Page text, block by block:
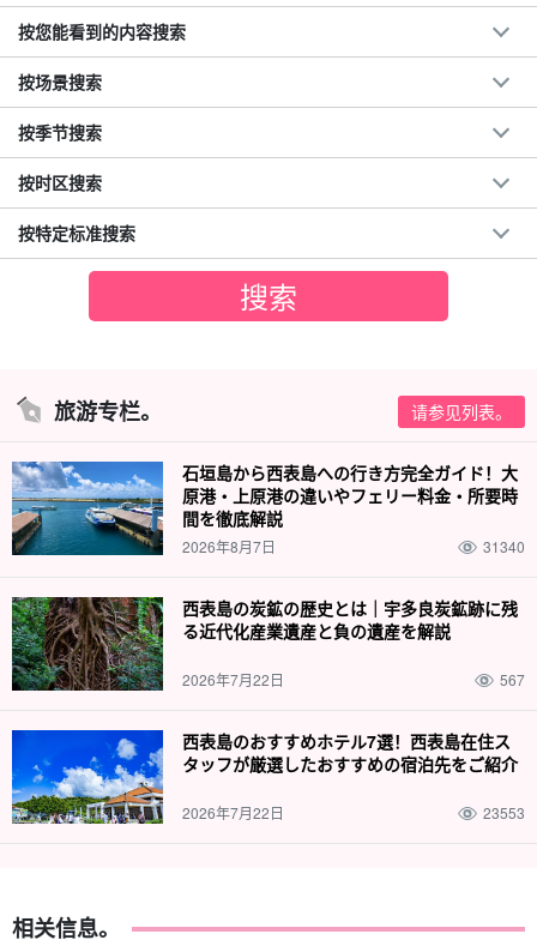
按您能看到的内容搜索
按场景搜索
按季节搜索
按时区搜索
按特定标准搜索
旅游专栏。 请参见列表。
石垣島から西表島への行き方完全ガイド！大
原港・上原港の違いやフェリー料金・所要時
間を徹底解説
2026年8月7日 31340
西表島の炭鉱の歴史とは｜宇多良炭鉱跡に残
る近代化産業遺産と負の遺産を解説
2026年7月22日 567
西表島のおすすめホテル7選！西表島在住ス
タッフが厳選したおすすめの宿泊先をご紹介
2026年7月22日 23553
相关信息。